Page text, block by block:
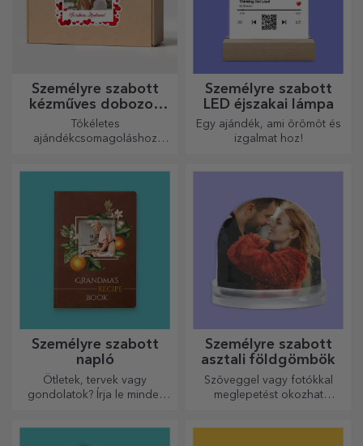
Személyre szabott
kézműves dobozok
matricákkal
Tökéletes
ajándékcsomagoláshoz
Személyre szabott
LED éjszakai lámpa
Egy ajándék, ami örömöt és
izgalmat hoz!
Személyre szabott
napló
Ötletek, tervek vagy
gondolatok? Írja le mindet
Személyre szabott
asztali földgömbök
Szöveggel vagy fotókkal
meglepetést okozhat